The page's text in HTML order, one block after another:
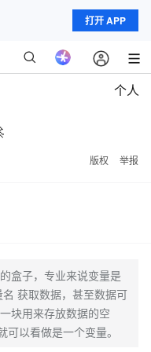
打开 APP
个人
版权 举报
盒子，专业来说变量是
获取数据，甚至数据可
块用来存放数据的空
以看做是一个变量。